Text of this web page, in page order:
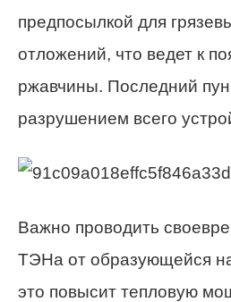
предпосылкой для
отложений, что ведет к
ржавчины. Последний
разрушением всего
Важно проводить
ТЭНа от образующейся
это повысит тепловую